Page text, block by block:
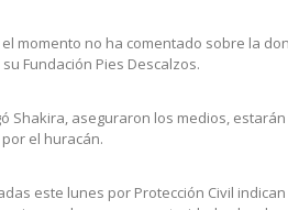
momento no ha comentado sobre la
Fundación Pies Descalzos.
Shakira, aseguraron los medios,
el huracán.
este lunes por Protección Civil